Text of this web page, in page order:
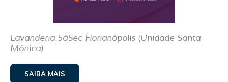
Lavanderia 5àSec Florianópolis (Unidade Santa
Mônica)
SAIBA MAIS